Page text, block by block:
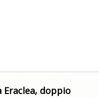
doppio